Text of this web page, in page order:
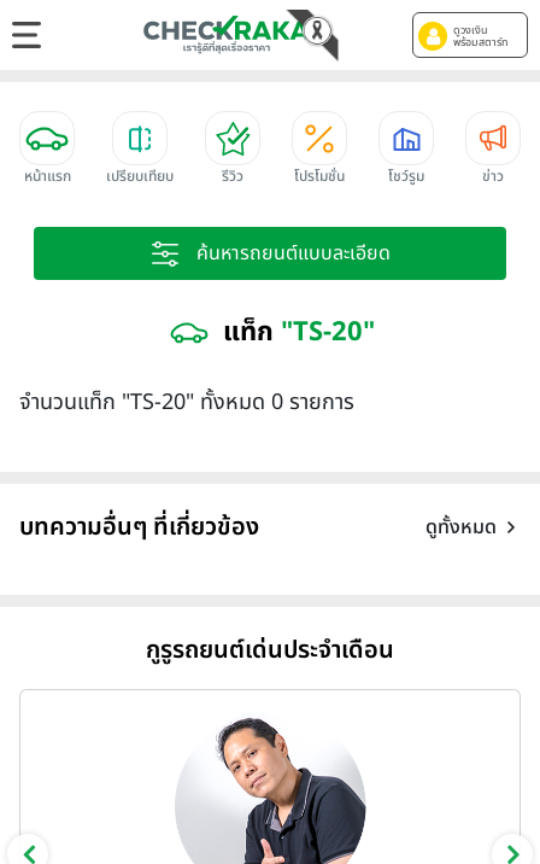
ดูวงเงิน
พร้อมสตาร์ท
หน้าแรก เปรียบเทียบ รีวิว โปรโมชั่น โชว์รูม ข่าว
ค้นหารถยนต์แบบละเอียด
แท็ก "TS-20"
จำนวนแท็ก "TS-20" ทั้งหมด 0 รายการ
บทความอื่นๆ ที่เกี่ยวข้อง ดูทั้งหมด
กูรูรถยนต์เด่นประจำเดือน